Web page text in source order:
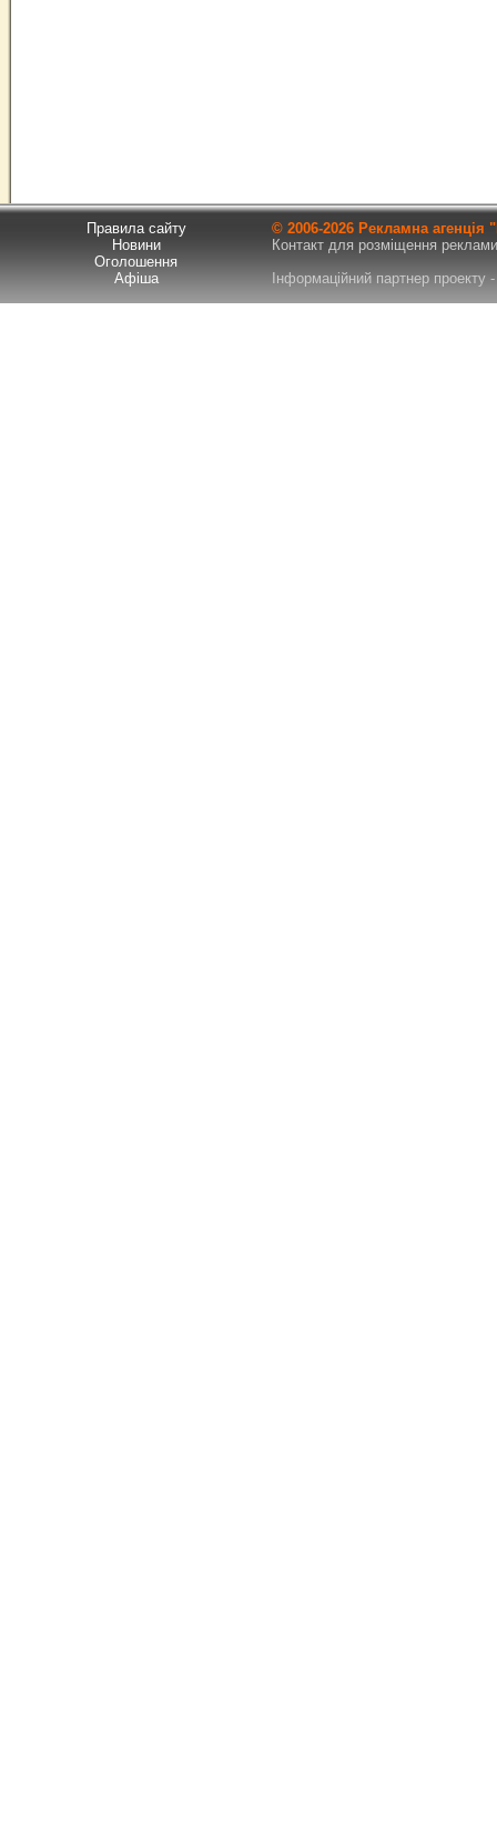
Правила сайту
Новини
Оголошення
Афіша
© 2006-2026 Рекламна
Контакт для розміщення
Інформаційний партнер проекту